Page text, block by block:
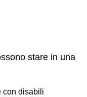
stare in una
con disabili